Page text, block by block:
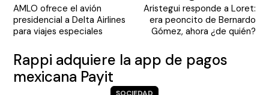
de
entradas
AMLO ofrece el avión
presidencial a Delta Airlines
para viajes especiales
Aristegui responde a Loret:
era peoncito de Bernardo
Gómez, ahora ¿de quién?
Rappi adquiere la app de pagos
mexicana Payit